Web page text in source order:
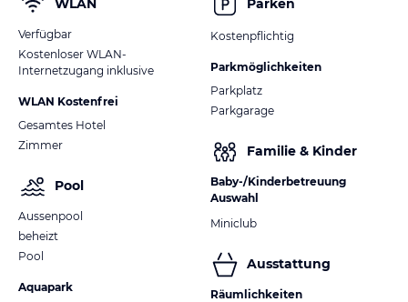
WLAN
Verfügbar
Kostenloser WLAN-
Internetzugang inklusive
WLAN Kostenfrei
Gesamtes Hotel
Zimmer
Pool
Aussenpool
beheizt
Pool
Aquapark
Parken
Kostenpflichtig
Parkmöglichkeiten
Parkplatz
Parkgarage
Familie & Kinder
Baby-/Kinderbetreuung
Auswahl
Miniclub
Ausstattung
Räumlichkeiten